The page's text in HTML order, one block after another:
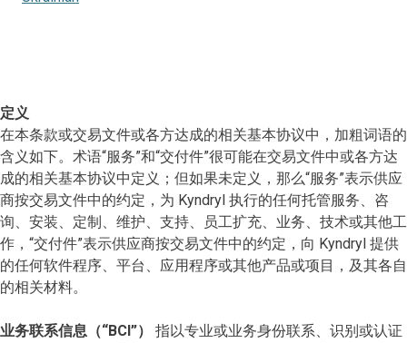
定义
在本条款或交易文件或各方达成的相关基本协议中，加粗词语的
含义如下。术语“服务”和“交付件”很可能在交易文件中或各方达
成的相关基本协议中定义；但如果未定义，那么“服务”表示供应
商按交易文件中的约定，为 Kyndryl 执行的任何托管服务、咨
询、安装、定制、维护、支持、员工扩充、业务、技术或其他工
作，“交付件”表示供应商按交易文件中的约定，向 Kyndryl 提供
的任何软件程序、平台、应用程序或其他产品或项目，及其各自
的相关材料。
业务联系信息（“BCI”）
指以专业或业务身份联系、识别或认证